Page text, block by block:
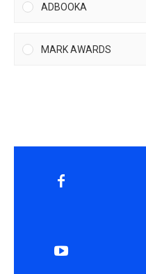
ADBOOKA
MARK AWARDS